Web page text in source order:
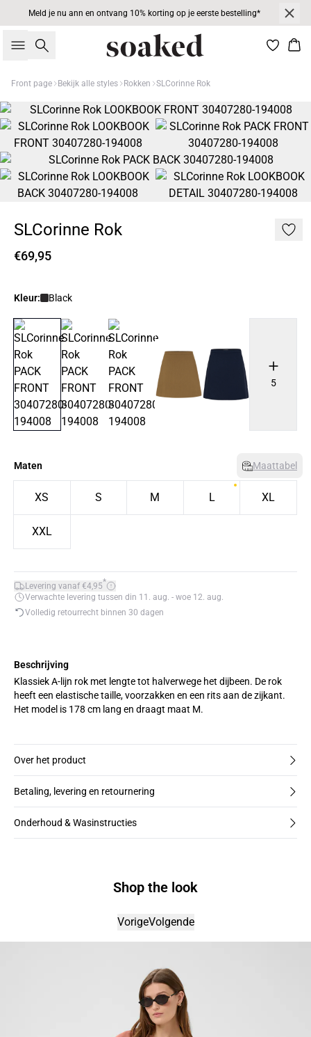
Meld je nu ann en ontvang 10% korting op je eerste bestelling*
Zoeken
Front page Bekijk alle styles Rokken SLCorinne Rok
SLCorinne Rok
€69,95
Kleur: Black
5
Maten Maattabel
XS S M L XL
XXL
Levering vanaf €4,95*
Verwachte levering tussen din 11. aug. - woe 12. aug.
Volledig retourrecht binnen 30 dagen
Beschrijving
Klassiek A-lijn rok met lengte tot halverwege het dijbeen. De rok
heeft een elastische taille, voorzakken en een rits aan de zijkant.
Het model is 178 cm lang en draagt maat M.
Over het product
Betaling, levering en retournering
Onderhoud & Wasinstructies
Shop the look
VorigeVolgende